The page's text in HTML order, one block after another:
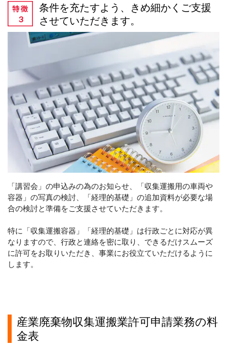
条件を充たすよう、きめ細かくご支援
させていただきます。
「講習会」の申込みの為のお知らせ、「収集運搬用の車両や
容器」の写真の検討、「経理的基礎」の追加資料が必要な場
合の検討と準備をご支援させていただきます。
特に「収集運搬容器」「経理的基礎」は行政ごとに対応が異
なりますので、行政と連絡を密に取り、できるだけスムーズ
に許可をお取りいただき、事業にお役立ていただけるように
します。
産業廃棄物収集運搬業許可申請業務の料
金表